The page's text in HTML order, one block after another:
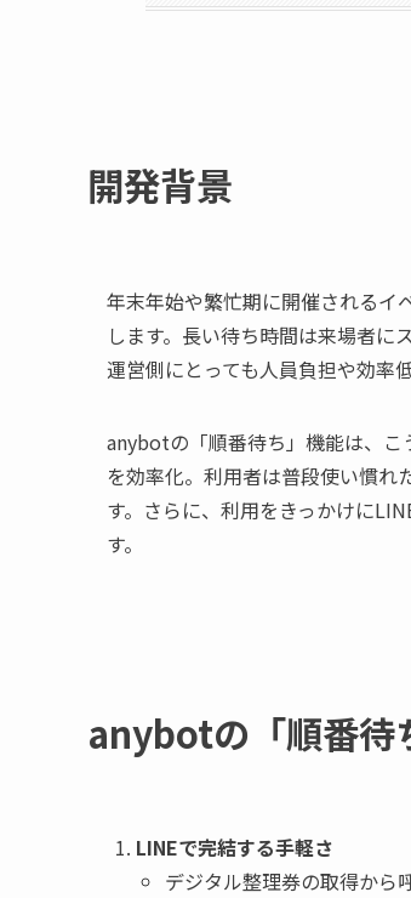
開発背景
年末年始や繁忙期に開催されるイ
します。長い待ち時間は来場者に
運営側にとっても人員負担や効率
anybotの「順番待ち」機能は、こ
を効率化。利用者は普段使い慣れ
す。さらに、利用をきっかけに
す。
anybotの「順番待
LINEで完結する手軽さ
デジタル整理券の取得から